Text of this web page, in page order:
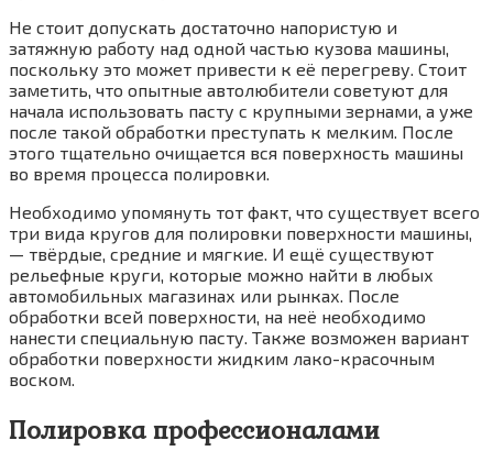
Не стоит допускать достаточно напористую и
затяжную работу над одной частью кузова машины,
поскольку это может привести к её перегреву. Стоит
заметить, что опытные автолюбители советуют для
начала использовать пасту с крупными зернами, а уже
после такой обработки преступать к мелким. После
этого тщательно очищается вся поверхность машины
во время процесса полировки.
Необходимо упомянуть тот факт, что существует всего
три вида кругов для полировки поверхности машины,
— твёрдые, средние и мягкие. И ещё существуют
рельефные круги, которые можно найти в любых
автомобильных магазинах или рынках. После
обработки всей поверхности, на неё необходимо
нанести специальную пасту. Также возможен вариант
обработки поверхности жидким лако-красочным
воском.
Полировка профессионалами